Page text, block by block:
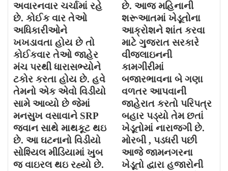
અવારનવાર ચર્ચામાં રહે
છે. કોઈક વાર તેઓ
અધિકારીઓને
ખખડાવતા હોય છે તો
કોઈકવાર તેઓ જાહેર
મંચ પરથી ધારાસભ્યોને
ટકોર કરતા હોય છે. હવે
તેમનો એક એવો વિડીયો
સામે આવ્યો છે જેમાં
મનસુખ વસાવાને SRP
જવાન સાથે માથકૂટ થઇ
છે. આ ઘટનાનો વિડીયો
સોશ્યિલ મીડિયામાં ખુબ
જ વાઇરલ થઇ રહ્યો છે.
છે. આજ મહિનાની
શરૂઆતમાં ખેડૂતોના
આક્રોશને શાંત કરવા
માટે ગુજરાત સરકારે
વીજલાઇનની
કામગીરીમાં
બજારભાવના બે ગણા
વળતર આપવાની
જાહેરાત કરતો પરિપત્ર
બહાર પડ્યો તેમ છતાં
ખેડૂતોમાં નારાજગી છે.
મોરબી , પડધરી પછી
આજે જામનગરના
ખેડૂતો દ્વારા હજારોની